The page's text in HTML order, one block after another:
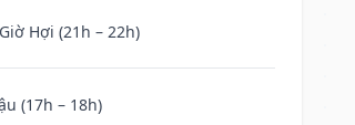
Giờ Hợi (21h – 22h)
(17h – 18h)